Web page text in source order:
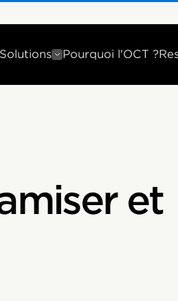
Solutions Pourquoi l'OCT ?
et